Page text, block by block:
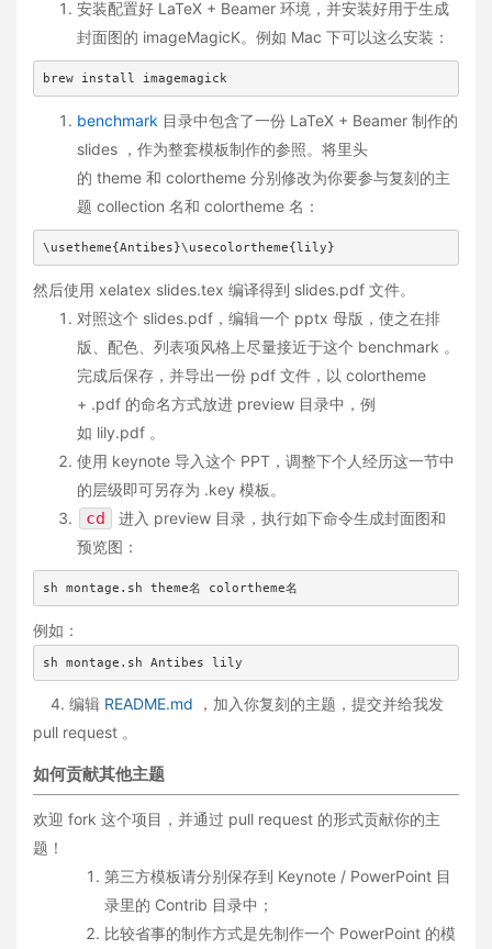
安装配置好 LaTeX + Beamer 环境，并安装好用于生成
封面图的 imageMagicK。例如 Mac 下可以这么安装：
brew install imagemagick
benchmark 目录中包含了一份 LaTeX + Beamer 制作的
slides ，作为整套模板制作的参照。将里头
的 theme 和 colortheme 分别修改为你要参与复刻的主
题 collection 名和 colortheme 名：
\usetheme{Antibes}\usecolortheme{lily}
然后使用 xelatex slides.tex 编译得到 slides.pdf 文件。
对照这个 slides.pdf，编辑一个 pptx 母版，使之在排
版、配色、列表项风格上尽量接近于这个 benchmark 。
完成后保存，并导出一份 pdf 文件，以 colortheme
+ .pdf 的命名方式放进 preview 目录中，例
如 lily.pdf 。
使用 keynote 导入这个 PPT，调整下个人经历这一节中
的层级即可另存为 .key 模板。
cd
进入 preview 目录，执行如下命令生成封面图和
预览图：
sh montage.sh theme名 colortheme名
例如：
sh montage.sh Antibes lily
4. 编辑 README.md ，加入你复刻的主题，提交并给我发
pull request 。
如何贡献其他主题
欢迎 fork 这个项目，并通过 pull request 的形式贡献你的主
题！
第三方模板请分别保存到 Keynote / PowerPoint 目
录里的 Contrib 目录中；
比较省事的制作方式是先制作一个 PowerPoint 的模